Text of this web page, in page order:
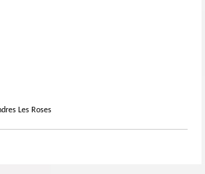
Les Roses